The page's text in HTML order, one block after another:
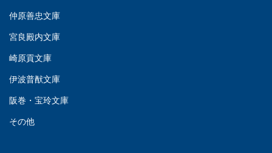
ー
シ
ョ
ン
ッ
タ
(Left)
仲原善忠文庫
文
(Middle)
宮良殿内文庫
崎原貢文庫
伊波普猷文庫
文
庫
阪巻・宝玲文庫
その他